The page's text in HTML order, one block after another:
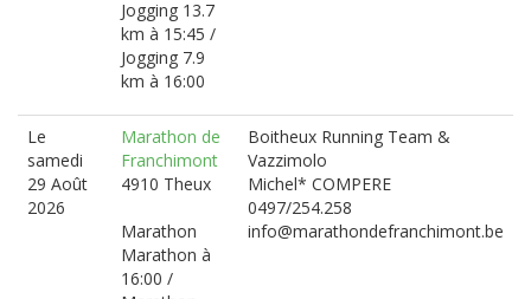
Jogging 13.7
km à 15:45 /
Jogging 7.9
km à 16:00
Le
samedi
29 Août
2026
Marathon de
Franchimont
4910 Theux
Marathon
Marathon à
16:00 /
Boitheux Running Team &
Vazzimolo
Michel* COMPERE
0497/254.258
info@marathondefranchimont.be